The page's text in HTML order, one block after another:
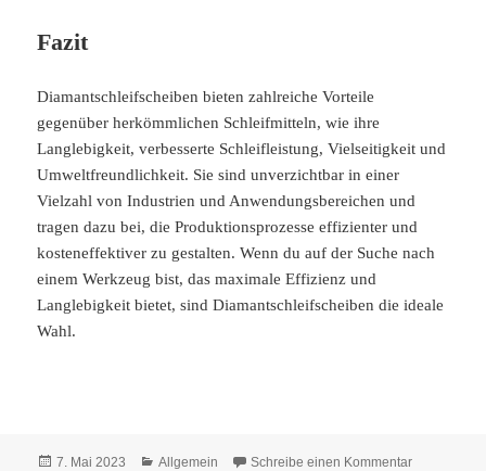
Fazit
Diamantschleifscheiben bieten zahlreiche Vorteile
gegenüber herkömmlichen Schleifmitteln, wie ihre
Langlebigkeit, verbesserte Schleifleistung, Vielseitigkeit und
Umweltfreundlichkeit. Sie sind unverzichtbar in einer
Vielzahl von Industrien und Anwendungsbereichen und
tragen dazu bei, die Produktionsprozesse effizienter und
kosteneffektiver zu gestalten. Wenn du auf der Suche nach
einem Werkzeug bist, das maximale Effizienz und
Langlebigkeit bietet, sind Diamantschleifscheiben die ideale
Wahl.
Veröffentlicht
7. Mai 2023 Kategorien
Allgemein Schreibe einen Kommentarzu